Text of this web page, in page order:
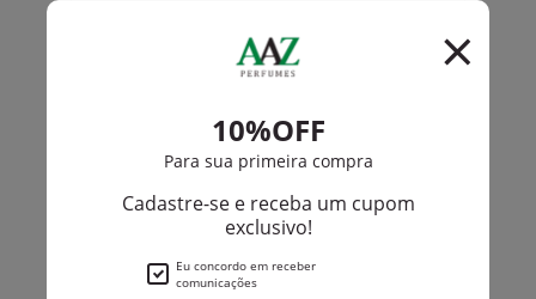
Linn Young
Gunsmoke Intense Explosion Eau De Toilette